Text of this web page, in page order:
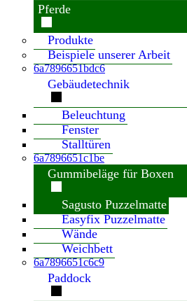
Pferde
Produkte
Beispiele unserer Arbeit
6a7896651bdc6
Gebäudetechnik
Beleuchtung
Fenster
Stalltüren
6a7896651c1be
Gummibeläge für Boxen
Sagusto Puzzelmatte
Easyfix Puzzelmatte
Wände
Weichbett
6a7896651c6c9
Paddock